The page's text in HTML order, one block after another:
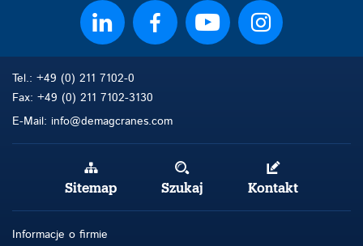
Tel.: +49 (0) 211 7102-0
Fax: +49 (0) 211 7102-3130
E-Mail: info@demagcranes.com
Informacje o firmie
Sitemap Szukaj Kontakt